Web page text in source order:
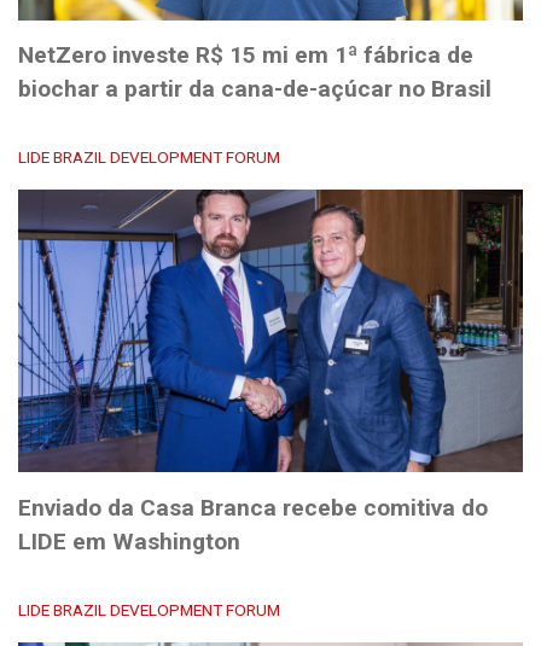
NetZero investe R$ 15 mi em 1ª fábrica de
biochar a partir da cana-de-açúcar no Brasil
LIDE BRAZIL DEVELOPMENT FORUM
Enviado da Casa Branca recebe comitiva do
LIDE em Washington
LIDE BRAZIL DEVELOPMENT FORUM